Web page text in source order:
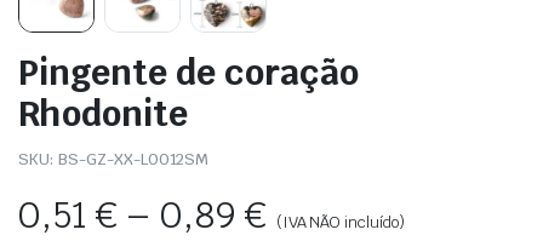
Pingente de coração
Rhodonite
SKU: BS-GZ-XX-L0012SM
0,51€ – 0,89€ (IVA NÃO incluído)